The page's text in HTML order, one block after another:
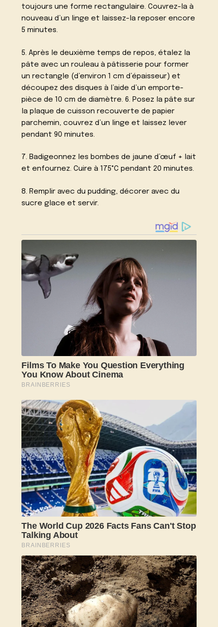
toujours une forme rectangulaire. Couvrez-la à
nouveau d’un linge et laissez-la reposer encore
5 minutes.
5. Après le deuxième temps de repos, étalez la
pâte avec un rouleau à pâtisserie pour former
un rectangle (d’environ 1 cm d’épaisseur) et
découpez des disques à l’aide d’un emporte-
pièce de 10 cm de diamètre. 6. Posez la pâte sur
la plaque de cuisson recouverte de papier
parchemin, couvrez d’un linge et laissez lever
pendant 90 minutes.
7. Badigeonnez les bombes de jaune d’œuf + lait
et enfournez. Cuire à 175°C pendant 20 minutes.
8. Remplir avec du pudding, décorer avec du
sucre glace et servir.